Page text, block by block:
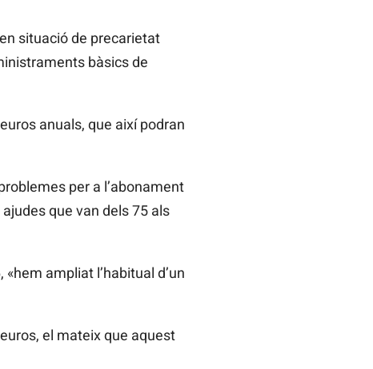
situació de precarietat
bàsics de
anuals, que així podran
per a l’abonament
que van dels 75 als
ampliat l’habitual d’un
el mateix que aquest